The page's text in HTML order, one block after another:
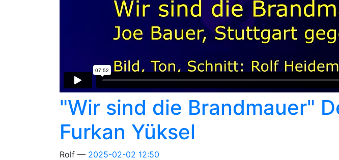
"Wir sind die Brandmauer"
Furkan Yüksel
Rolf 2025-02-02 12:50